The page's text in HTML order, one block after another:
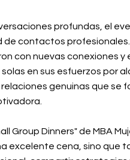
profundas, el
de contactos
con nuevas conexiones
en sus esfuerzos por
genuinas que se
Group Dinners" de MBA
excelente cena, sino que